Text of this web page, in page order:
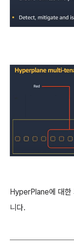
HyperPlane에 대한
니다.